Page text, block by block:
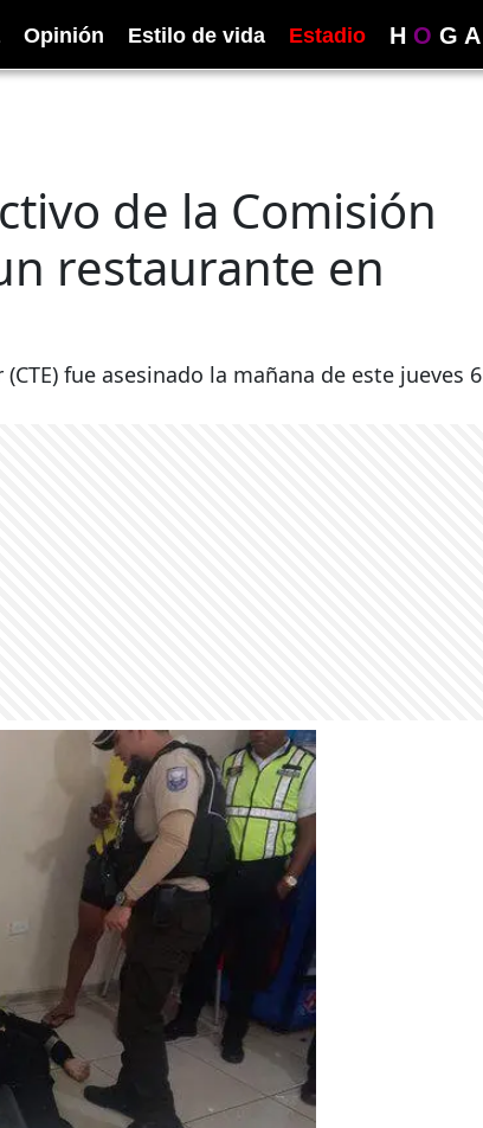
Opinión Estilo de vida Estadio H O G A
de la Comisión
restaurante en
fue asesinado la mañana de este jueves 6